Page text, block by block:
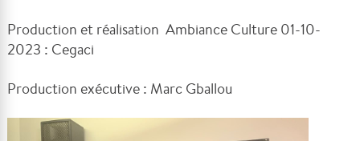
Production et réalisation Ambiance Culture 01-10-
2023 : Cegaci
Production exécutive : Marc Gballou